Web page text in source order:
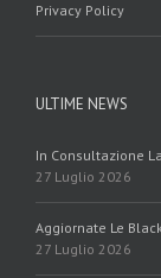
Privacy Policy
ULTIME NEWS
In Consultazione
27 Luglio 2026
Aggiornate Le
27 Luglio 2026